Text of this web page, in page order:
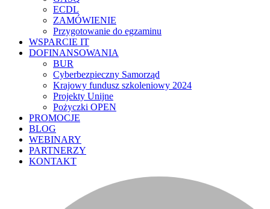
ECDL
ZAMÓWIENIE
Przygotowanie do egzaminu
WSPARCIE IT
DOFINANSOWANIA
BUR
Cyberbezpieczny Samorząd
Krajowy fundusz szkoleniowy 2024
Projekty Unijne
Pożyczki OPEN
PROMOCJE
BLOG
WEBINARY
PARTNERZY
KONTAKT